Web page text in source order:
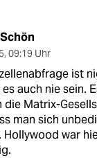
, 09:19 Uhr
ist
auch nie sein.
die Matrix-
man sich
Hollywood war